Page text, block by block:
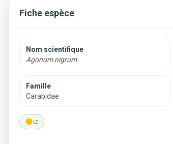
Fiche espèce
Nom scientifique
Agonum nigrum
Famille
Carabidae
lensLC